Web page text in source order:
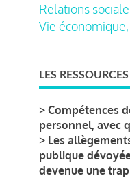
Relations
Vie
LES RESSOURCES
> Compétences
personnel, avec
> Les
publique
devenue une